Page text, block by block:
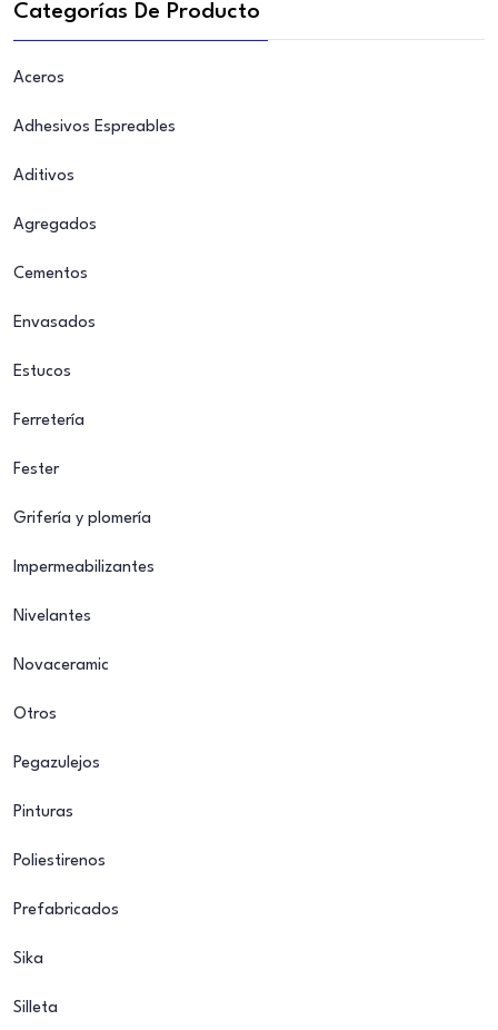
Categorías De Producto
Aceros
Adhesivos Espreables
Aditivos
Agregados
Cementos
Envasados
Estucos
Ferretería
Fester
Grifería y plomería
Impermeabilizantes
Nivelantes
Novaceramic
Otros
Pegazulejos
Pinturas
Poliestirenos
Prefabricados
Sika
Silleta